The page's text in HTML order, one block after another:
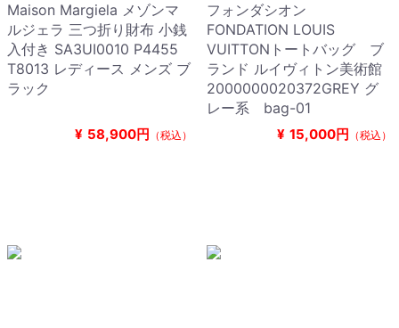
Maison Margiela メゾンマ
ルジェラ 三つ折り財布 小銭
入付き SA3UI0010 P4455
T8013 レディース メンズ ブ
ラック
¥ 58,900円 （税込）
フォンダシオン
FONDATION LOUIS
VUITTONトートバッグ ブ
ランド ルイヴィトン美術館
2000000020372GREY グ
レー系 bag-01
¥ 15,000円 （税込）